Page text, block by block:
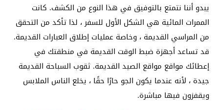
يبدو أننا نتمتع بالتوفيق في هذا النوع من الكشف. كانت
الممرات المائية هي الشكل الأول للسفر ، لذا تأكد من التحقق
من المراسي القديمة ، وخاصة عمليات إطلاق العبارات القديمة.
قد تساعد أجهزة ضبط الوقت القديمة في منطقتك في
إعطائك مواقع مواقع الصيد القديمة. ثقوب السباحة القديمة
جيدة ، لأنه عندما يكون الجو حارًا حقًا ، يخلع الناس الملابس
ويقفزون فيها مباشرة.